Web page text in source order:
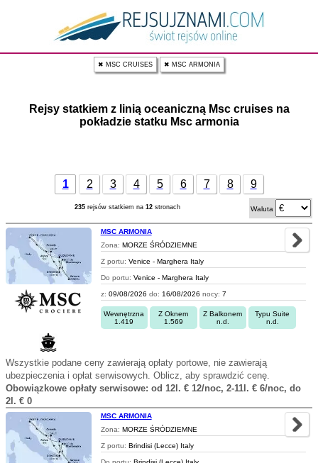
✖ MSC CRUISES ✖ MSC ARMONIA
Rejsy statkiem z linią oceaniczną Msc cruises na
pokładzie statku Msc armonia
1 2 3 4 5 6 7 8 9
235 rejsów statkiem na 12 stronach Waluta
MSC ARMONIA
Zona: MORZE ŚRÓDZIEMNE
Z portu: Venice - Marghera Italy
Do portu: Venice - Marghera Italy
z: 09/08/2026 do: 16/08/2026 nocy: 7
Wewnętrzna
1.419
Z Oknem
1.569
Z Balkonem
n.d.
Typu Suite
n.d.
Wszystkie podane ceny zawierają opłaty portowe, nie zawierają
ubezpieczenia i opłat serwisowych. Oblicz, aby sprawdzić cenę.
Obowiązkowe opłaty serwisowe: od 12l. € 12/noc, 2-11l. € 6/noc, do
2l. € 0
MSC ARMONIA
Zona: MORZE ŚRÓDZIEMNE
Z portu: Brindisi (Lecce) Italy